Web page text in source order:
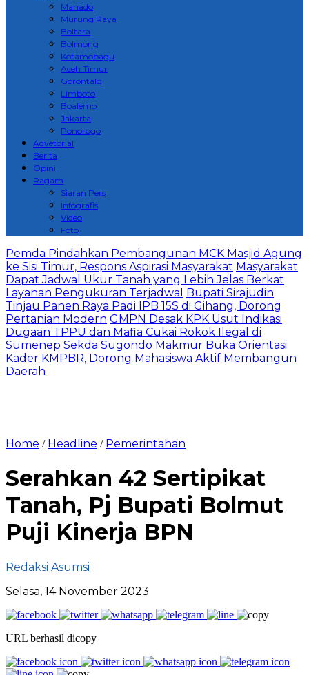
Manado
Murung Raya
Boltara
Bolmong
Kotamobagu
Aceh Timur
Gorontalo
Limboto
Boalemo
Jakarta
Ponorogo
Advetorial
Berita
Opini
Ragam
Siaran Pers
Infografis
Video
Foto
Pemda Pindahkan Pembangunan MCK Masjid Agung
ke Sisi Timur, Respons Aspirasi Masyarakat Masyarakat
Dapat Jadwal Ukur Tanah yang Lebih Jelas Berkat
Layanan Pengukuran Terjadwal Bupati Sirajudin
Tinjau Panen Raya Padi IPB 15S di Gihang, Dorong
Pertanian Modern GMPN Desak KPK Usut Indikasi
Dugaan TPPU dan Mafia Cukai Rokok Ilegal di
Sumenep Sekda Sugondo Makmur Buka Orientasi
Kader KMPBR, Dorong Mahasiswa Aktif Membangun
Daerah
Home / Headline / Pemerintahan
Serahkan 42 Sertipikat
Tanah, Pj Bupati Bolmut
Puji Kinerja BPN
Redaksi Asumsi
Selasa, 14 November 2023
URL berhasil dicopy